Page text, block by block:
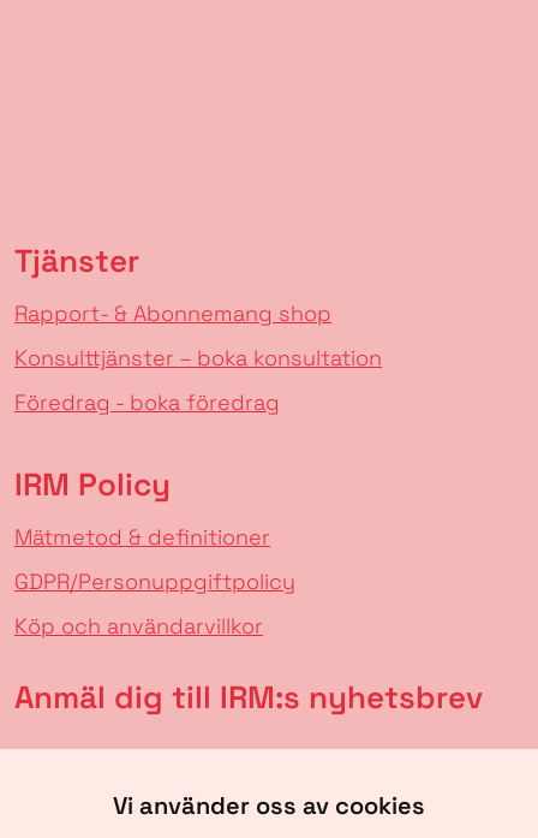
Vi använder oss av cookies
Tjänster
Rapport- & Abonnemang shop
Konsulttjänster – boka konsultation
Föredrag - boka föredrag
IRM Policy
Mätmetod & definitioner
GDPR/Personuppgiftpolicy
Köp och användarvillkor
Anmäl dig till IRM:s nyhetsbrev